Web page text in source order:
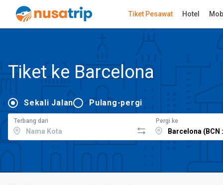
Tiket Pesawat Hotel
Tiket ke Barcelona
Sekali Jalan Pulang-pergi
Terbang dari Pergi ke